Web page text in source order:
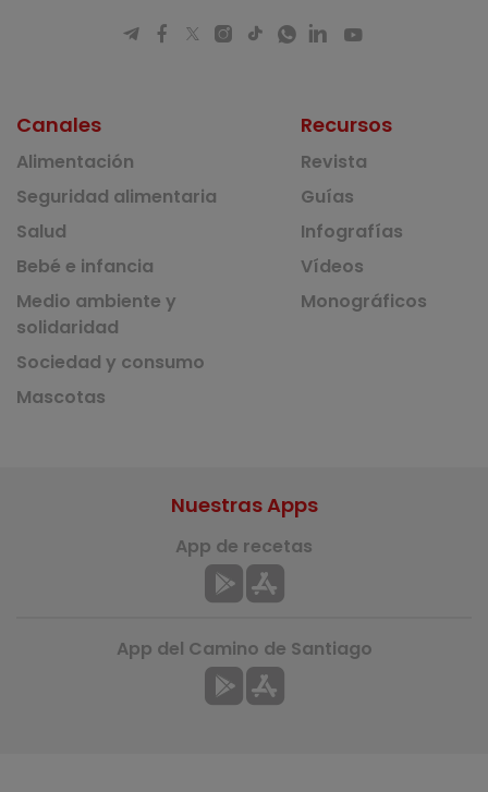
Canales
Alimentación
Seguridad alimentaria
Salud
Bebé e infancia
Medio ambiente y
solidaridad
Sociedad y consumo
Mascotas
Recursos
Revista
Guías
Infografías
Vídeos
Monográficos
Nuestras Apps
App de recetas
App del Camino de Santiago